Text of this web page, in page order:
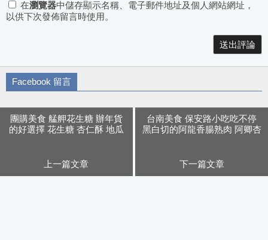
在瀏覽器中儲存顯示名稱、電子郵件地址及個人網站網址，
以供下次發佈留言時使用。
Facebook 留言
團購美食 艋舺花生糖 辦年貨
的好選擇 花生糖 杏仁酥 地瓜
上一篇文章
台南美食 保安路小吃吃不停
黑白切的阿龍香腸熟肉 阿卿杏
下一篇文章